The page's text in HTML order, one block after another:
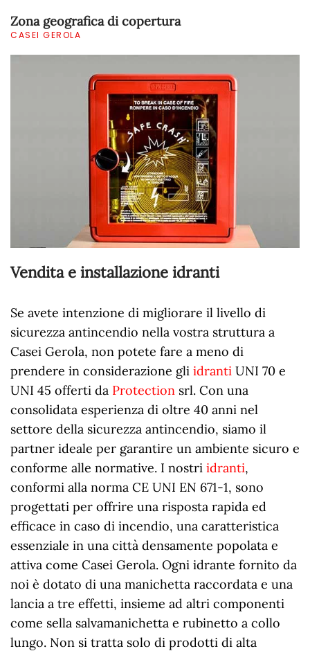
Zona geografica di copertura
CASEI GEROLA
Vendita e installazione idranti
Se avete intenzione di migliorare il livello di
sicurezza antincendio nella vostra struttura a
Casei Gerola, non potete fare a meno di
prendere in considerazione gli idranti UNI 70 e
UNI 45 offerti da Protection srl. Con una
consolidata esperienza di oltre 40 anni nel
settore della sicurezza antincendio, siamo il
partner ideale per garantire un ambiente sicuro e
conforme alle normative. I nostri idranti,
conformi alla norma CE UNI EN 671-1, sono
progettati per offrire una risposta rapida ed
efficace in caso di incendio, una caratteristica
essenziale in una città densamente popolata e
attiva come Casei Gerola. Ogni idrante fornito da
noi è dotato di una manichetta raccordata e una
lancia a tre effetti, insieme ad altri componenti
come sella salvamanichetta e rubinetto a collo
lungo. Non si tratta solo di prodotti di alta